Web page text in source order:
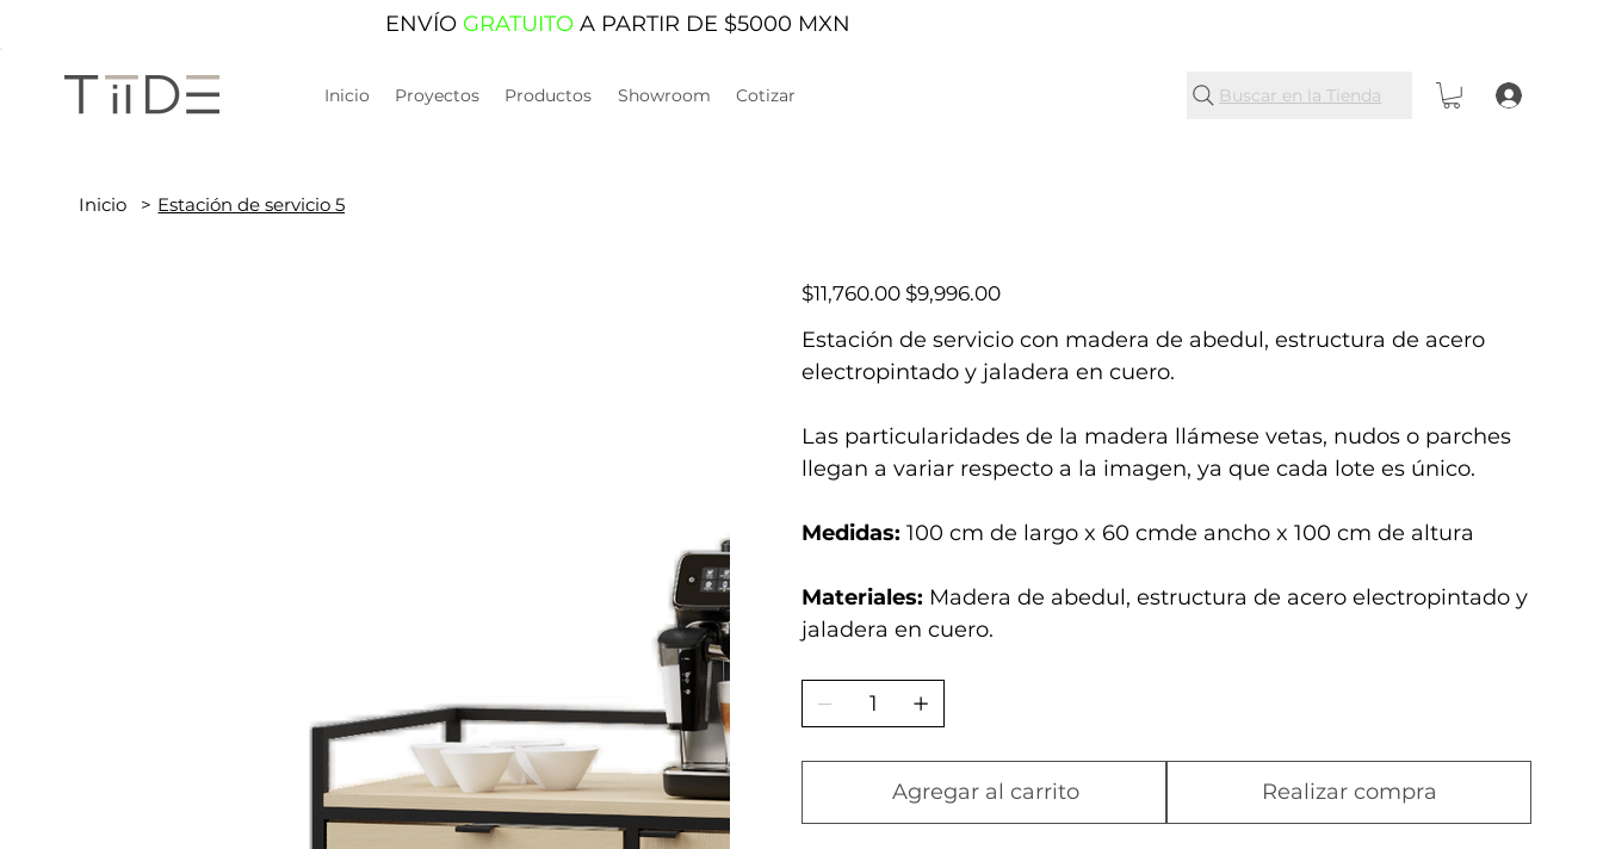
ENVÍO GRATUITOA PARTIR DE $5000 MXN
Buscar en la Tienda
Inicio Proyectos Productos Showroom Cotizar
Inicio > Estación de servicio 5
Precio
original
$11,760.00 Precio
de
$9,996.00
Estación de servicio con madera de abedul, estructura de acero
electropintado y jaladera en cuero.
Las particularidades de la madera llámese vetas, nudos o parches
llegan a variar respecto a la imagen, ya que cada lote es único.
Medidas: 100 cm de largo x 60 cmde ancho x 100 cm de altura
Materiales: Madera de abedul, estructura de acero electropintado y
jaladera en cuero.
Agregar al carrito Realizar compra